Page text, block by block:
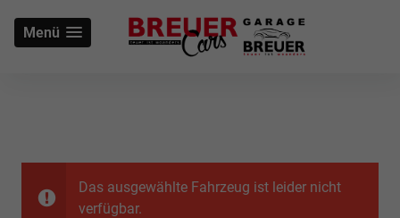
Menü
Das ausgewählte Fahrzeug ist leider nicht
verfügbar.